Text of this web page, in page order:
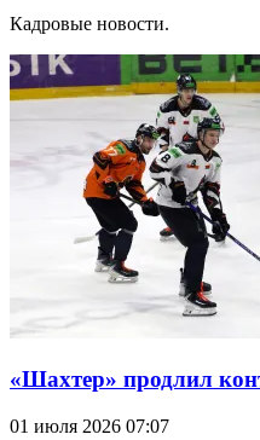
Кадровые новости.
«Шахтер» продлил
01 июля 2026 07:07